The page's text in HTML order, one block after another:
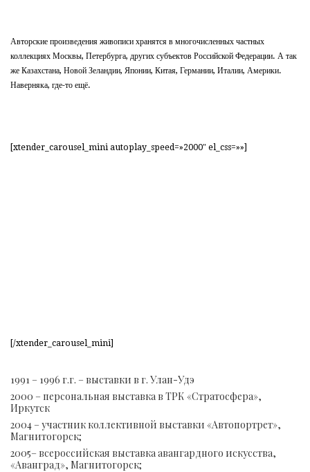
Авторские произведения живописи хранятся в многочисленных частных
коллекциях Москвы, Петербурга, других субъектов Российской Федерации. А так
же Казахстана, Новой Зеландии, Японии, Китая, Германии, Италии, Америки.
Наверняка, где-то ещё.
[xtender_carousel_mini autoplay_speed=»2000″ el_css=»»]
[/xtender_carousel_mini]
1991 – 1996 г.г. – выставки в г. Улан-Удэ
2000 – персональная выставка в ТРК «Стратосфера»,
Иркутск
2004 – участник коллективной выставки «Автопортрет»,
Магнитогорск;
2005– всероссийская выставка авангардного искусства,
«Аванград», Магнитогорск;